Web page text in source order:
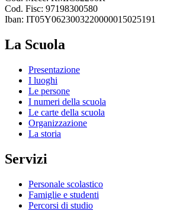
Cod. Fisc: 97198300580
Iban: IT05Y0623003220000015025191
La Scuola
Presentazione
I luoghi
Le persone
I numeri della scuola
Le carte della scuola
Organizzazione
La storia
Servizi
Personale scolastico
Famiglie e studenti
Percorsi di studio